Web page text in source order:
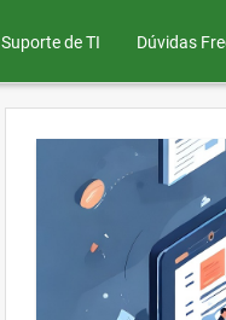
Suporte de TI Dúvidas